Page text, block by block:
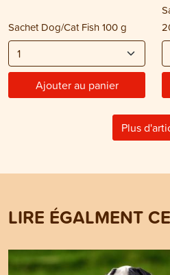
Sachet Dog/Cat Fish 100 g
Ajouter au panier
Plus
LIRE ÉGALMENT